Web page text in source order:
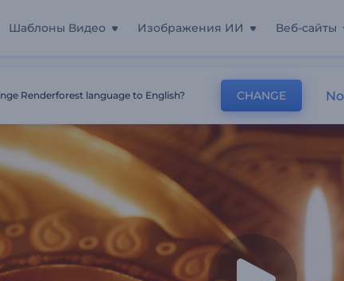
Шаблоны Видео Изображения ИИ Веб-сайты
Renderforest language to English? CHANGE